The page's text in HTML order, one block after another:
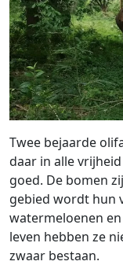
Twee bejaarde
daar in alle
goed. De bomen
gebied wordt hun
watermeloenen
leven hebben ze
zwaar bestaan.